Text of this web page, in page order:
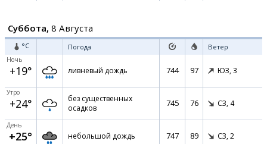
Суббота, 8 Августа
°C Погода Ветер
Ночь
+19° ливневый дождь 744 97 ЮЗ, 3
Утро
+24°
без существенных
осадков
745 76 СЗ, 4
День
+25° небольшой дождь 747 89 СЗ, 2